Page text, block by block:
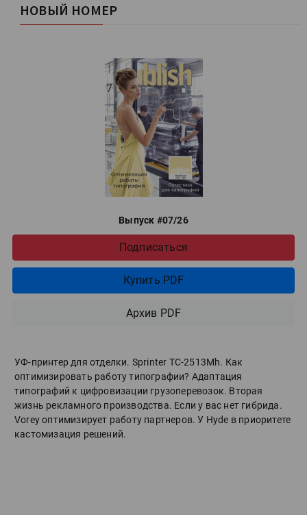
НОВЫЙ НОМЕР
Выпуск #07/26
Подписаться
Купить PDF
Архив PDF
УФ-принтер для отделки. Sprinter ТС-2513Mh. Как
оптимизировать работу типографии? Адаптация
типографий к цифровизации грузоперевозок. Вторая
жизнь рекламного производства. Если у вас нет гибрида.
Vorey оптимизирует работу партнеров. У Hyde в приоритете
кастомизация решений.